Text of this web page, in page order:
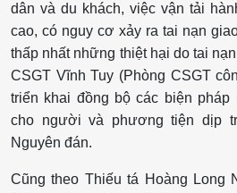
dân và du khách, việc vận tải
cao, có nguy cơ xảy ra tai nạn
thấp nhất những thiệt hại do tai
CSGT Vĩnh Tuy (Phòng CSGT
triển khai đồng bộ các biện pháp
cho người và phương tiện dịp
Nguyên đán.
Cũng theo Thiếu tá Hoàng Long